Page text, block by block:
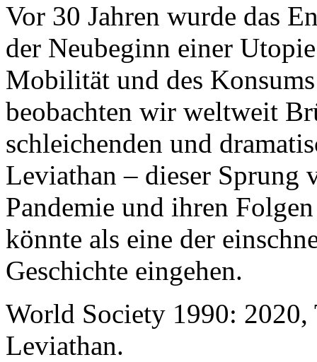
Vor 30 Jahren wurde das
der Neubeginn einer
Mobilität und des
beobachten wir weltweit
schleichenden und
Leviathan – dieser Sprung
Pandemie und ihren
könnte als eine der
Geschichte eingehen.
World Society 1990: 2020,
Leviathan.